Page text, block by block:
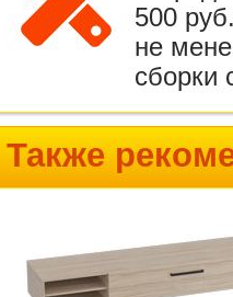
500
не
сборки
Также